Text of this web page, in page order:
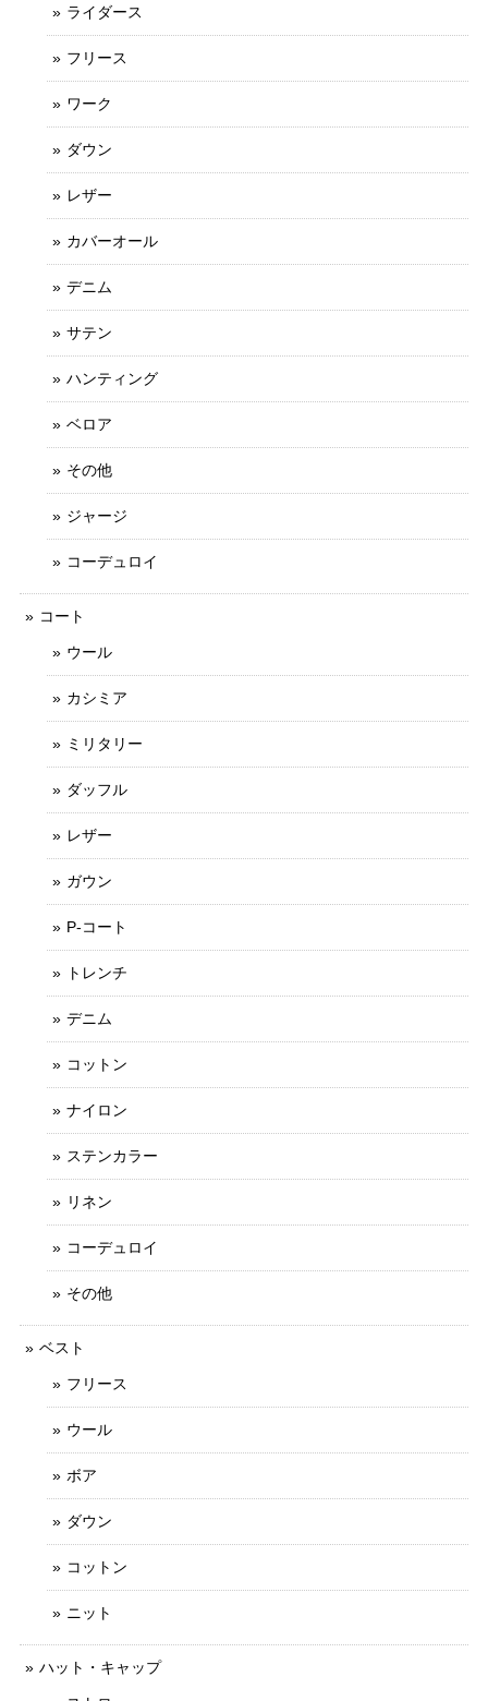
ライダース
フリース
ワーク
ダウン
レザー
カバーオール
デニム
サテン
ハンティング
ベロア
その他
ジャージ
コーデュロイ
コート
ウール
カシミア
ミリタリー
ダッフル
レザー
ガウン
P-コート
トレンチ
デニム
コットン
ナイロン
ステンカラー
リネン
コーデュロイ
その他
ベスト
フリース
ウール
ボア
ダウン
コットン
ニット
ハット・キャップ